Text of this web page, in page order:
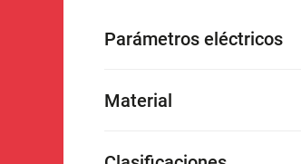
Parámetros eléctricos
Material